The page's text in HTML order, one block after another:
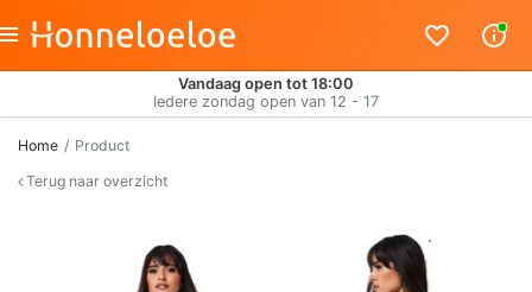
Vandaag open tot 18:00
Iedere zondag open van 12 - 17
Home
Product
Terug naar overzicht